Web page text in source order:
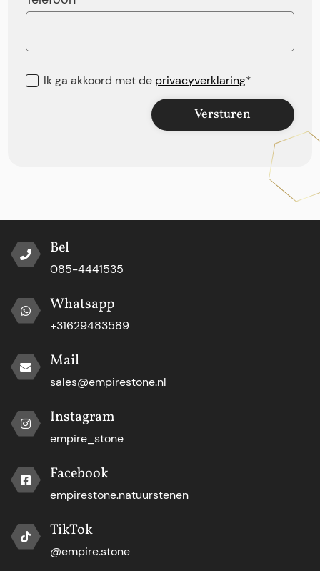
Ik ga akkoord met de privacyverklaring*
Versturen
Bel
085-4441535
Whatsapp
+31629483589
Mail
sales@empirestone.nl
Instagram
empire_stone
Facebook
empirestone.natuurstenen
TikTok
@empire.stone